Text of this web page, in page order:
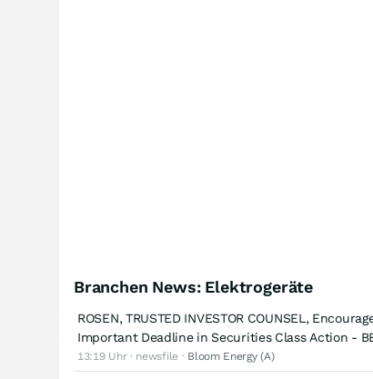
Branchen News: Elektrogeräte
ROSEN, TRUSTED INVESTOR COUNSEL,
Important Deadline in Securities Class Action -
13:19 Uhr · newsfile · Bloom Energy (A)